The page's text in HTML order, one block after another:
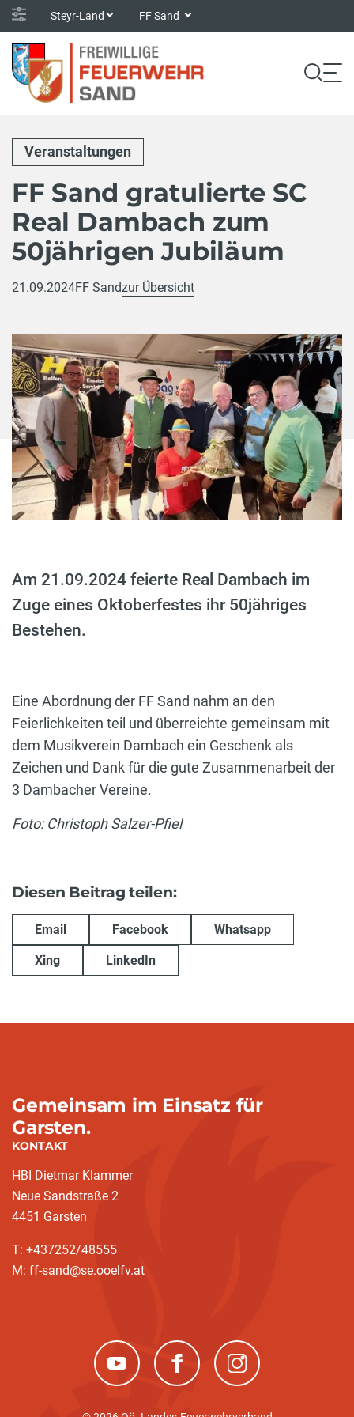
Steyr-Land FF Sand
Veranstaltungen
FF Sand gratulierte SC
Real Dambach zum
50jährigen Jubiläum
21.09.2024FF Sandzur Übersicht
Am 21.09.2024 feierte Real Dambach im
Zuge eines Oktoberfestes ihr 50jähriges
Bestehen.
Eine Abordnung der FF Sand nahm an den
Feierlichkeiten teil und überreichte gemeinsam mit
dem Musikverein Dambach ein Geschenk als
Zeichen und Dank für die gute Zusammenarbeit der
3 Dambacher Vereine.
Foto: Christoph Salzer-Pfiel
Diesen Beitrag teilen:
Email Facebook Whatsapp
Xing LinkedIn
Gemeinsam im Einsatz für
Garsten.
KONTAKT
HBI Dietmar Klammer
Neue Sandstraße 2
4451 Garsten
T: +437252/48555
M: ff-sand@se.ooelfv.at
(neues Fenster)(neues Fenster)(neues Fenster)